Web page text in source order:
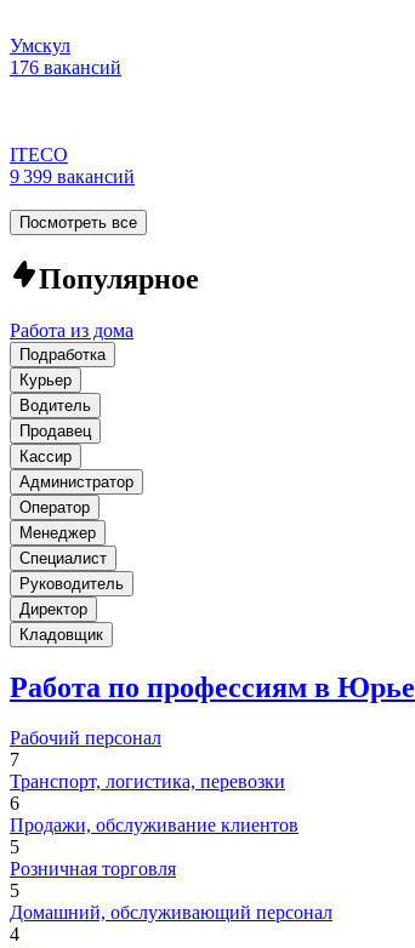
Умскул
176 вакансий
ITECO
9 399 вакансий
Посмотреть все
Популярное
Работа из дома
Подработка
Курьер
Водитель
Продавец
Кассир
Администратор
Оператор
Менеджер
Специалист
Руководитель
Директор
Кладовщик
Работа по профессиям в Юрье
Рабочий персонал
7
Транспорт, логистика, перевозки
6
Продажи, обслуживание клиентов
5
Розничная торговля
5
Домашний, обслуживающий персонал
4